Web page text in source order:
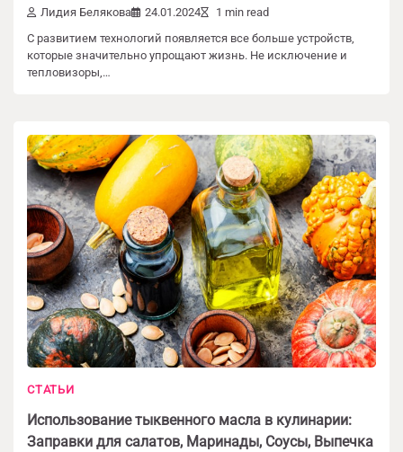
Лидия Белякова 24.01.2024
1 min read
С развитием технологий появляется все больше устройств,
которые значительно упрощают жизнь. Не исключение и
тепловизоры,…
СТАТЬИ
Использование тыквенного масла в кулинарии:
Заправки для салатов, Маринады, Соусы, Выпечка
Ваш адрес email не будет опубликован.